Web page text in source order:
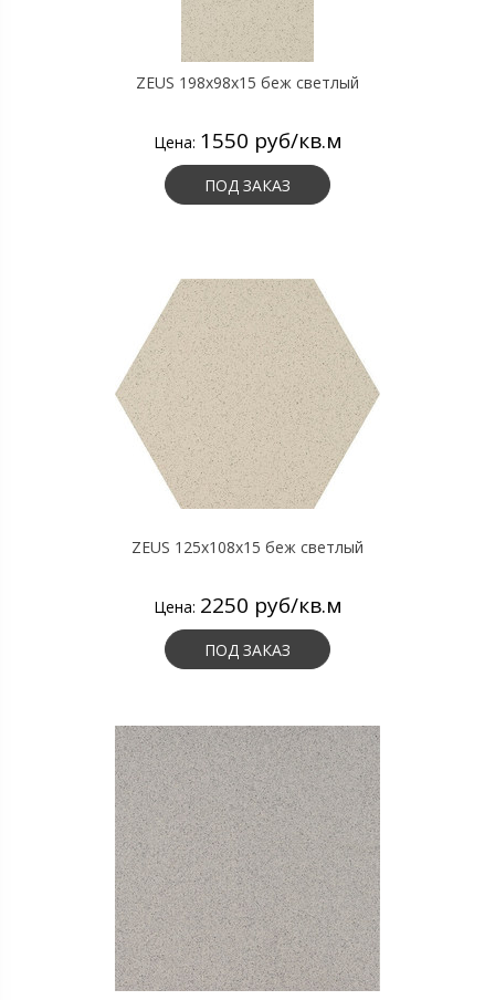
ZEUS 198x98x15 беж светлый
Цена: 1550 руб/кв.м
ПОД ЗАКАЗ
ZEUS 125x108x15 беж светлый
Цена: 2250 руб/кв.м
ПОД ЗАКАЗ